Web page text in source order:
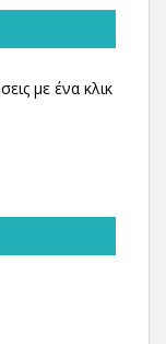
με ένα κλικ